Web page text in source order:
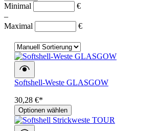
Minimal
€
–
Maximal
€
Softshell-Weste GLASGOW
30,28 €*
Optionen wählen